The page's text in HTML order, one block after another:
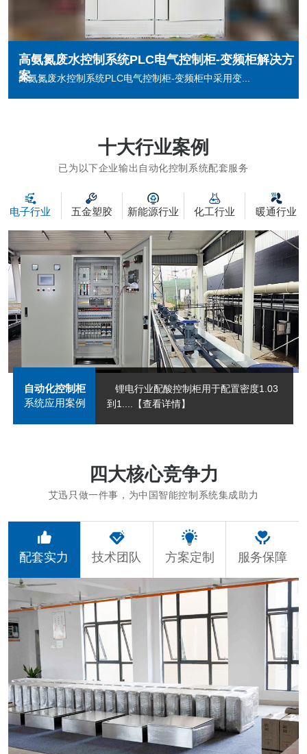
高氨氮废水控制系统PLC电气控制柜-变频柜解决方
案
高氨氮废水控制系统PLC电气控制柜-变频柜中采用变...
十大行业案例
已为以下企业输出自动化控制系统配套服务
电子行业 五金塑胶 新能源行业 化工行业 暖通行业
自动化控制柜
系统应用案例
锂电行业配酸控制柜用于配置密度1.03
到1....
【查看详情】
四大核心竞争力
艾迅只做一件事，为中国智能控制系统集成助力
配套实力 技术团队 方案定制 服务保障